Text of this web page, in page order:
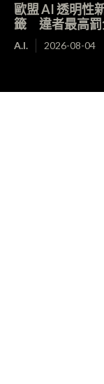
歐盟 AI 透明性
籤 違者最高罰
A.I. 2026-08-04